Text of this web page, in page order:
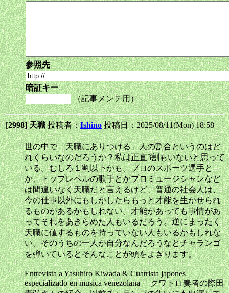
参照先
暗証キー
（記事メンテ用）
[2998]天職投稿者：Ishino 投稿日：2025/08/11(Mon) 18:58
世の中で「天職にありつける」人の割合というのはど
れくらいなのだろうか？私は正直3割もいないと思って
いる。むしろ１割以下かも。プロのスポーツ選手と
か、トップレベルの歌手とかプロミュージシャンなど
は間違いなく天職だと言えるけど、普通の社会人は、
今の仕事以外にもしかしたらもっと才能を生かせられ
るものがあるかもしれない。才能があっても事情があ
ってそれをあきらめた人もいるだろう。逆にまったく
天職に値するものを持っていない人もいるかもしれな
い。そのうちの一人が自分なんだろうなとチャランゴ
を弾いているとそんなことが頭をよぎります。
Entrevista a Yasuhiro Kiwada & Cuatrista japones
especializado en musica venezolana クワトロ奏者の際田